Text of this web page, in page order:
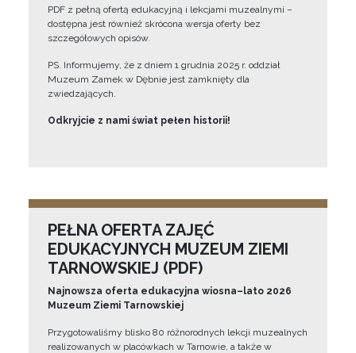
PDF z pełną ofertą edukacyjną i lekcjami muzealnymi –
dostępna jest również skrócona wersja oferty bez
szczegółowych opisów.
PS. Informujemy, że z dniem 1 grudnia 2025 r. oddział
Muzeum Zamek w Dębnie jest zamknięty dla
zwiedzających.
Odkryjcie z nami świat pełen historii!
PEŁNA OFERTA ZAJĘĆ
EDUKACYJNYCH MUZEUM ZIEMI
TARNOWSKIEJ (PDF)
Najnowsza oferta edukacyjna wiosna–lato 2026
Muzeum Ziemi Tarnowskiej
Przygotowaliśmy blisko 80 różnorodnych lekcji muzealnych
realizowanych w placówkach w Tarnowie, a także w